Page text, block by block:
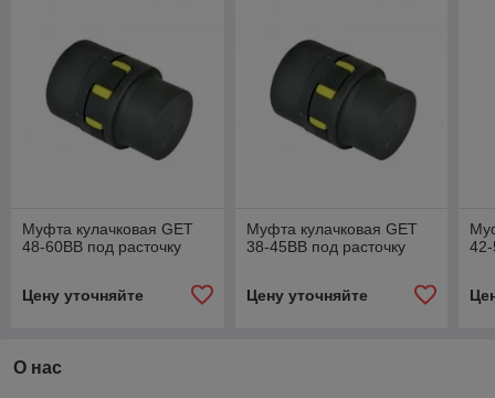
Муфта кулачковая GET
48-60BB под расточку
Цену уточняйте
Муфта кулачковая GET
38-45BB под расточку
Цену уточняйте
42-
О нас